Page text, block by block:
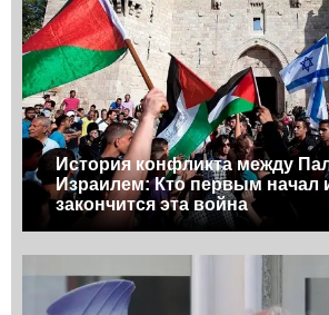
История конфликта между
Израилем: Кто первым начал
закончится эта война